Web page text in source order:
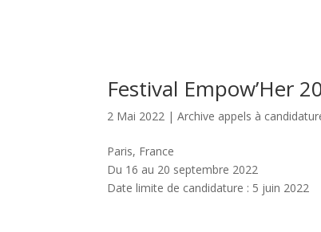
Festival Empow’Her
2 Mai 2022 |Archive appels à
Paris, France
Du 16 au 20 septembre 2022
Date limite de candidature : 5 juin 2022